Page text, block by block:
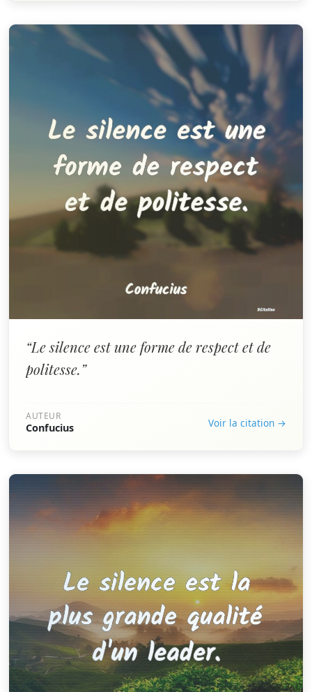
“Le silence est une forme de respect et de
politesse.”
AUTEUR
Confucius Voir la citation →